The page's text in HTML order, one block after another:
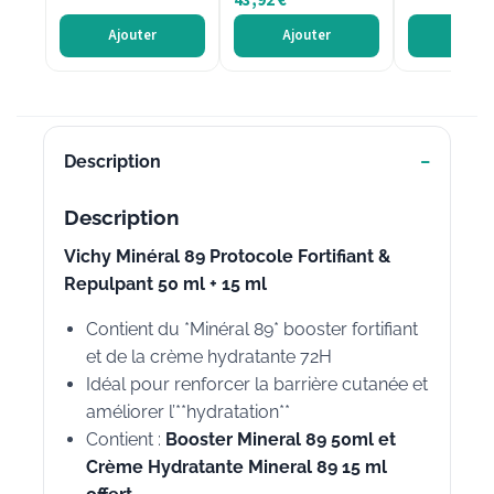
Ajouter Ajouter
Description
Description
Vichy Minéral 89 Protocole Fortifiant &
Repulpant 50 ml + 15 ml
Contient du *Minéral 89* booster fortifiant
et de la crème hydratante 72H
Idéal pour renforcer la barrière cutanée et
améliorer l’**hydratation**
Contient : Booster Mineral 89 50ml et
Crème Hydratante Mineral 89 15 ml